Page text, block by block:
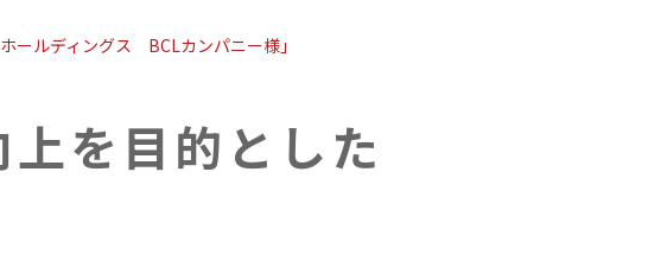
ールディングス BCLカンパニー様」
を目的とした